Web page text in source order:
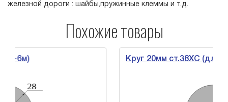
железной дороги : шайбы,пружинные клеммы и т.д.
Похожие товары
Круг 20мм ст.38ХС (дл.3-6м)